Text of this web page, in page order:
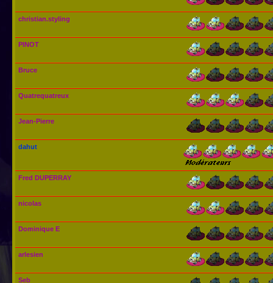
christian.styling
PINOT
Bruce
Quatrequatreux
Jean-Pierre
dahut
Fred DUPERRAY
nicolas
Dominique E
arlesien
Seb